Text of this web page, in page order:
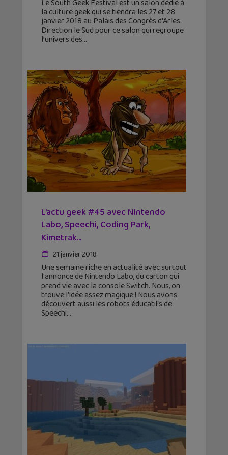
Le South Geek Festival est un salon dédié à
la culture geek qui se tiendra les 27 et 28
janvier 2018 au Palais des Congrès d'Arles.
Direction le Sud pour ce salon qui regroupe
l’univers des
L’actu geek #45 avec Nintendo
Labo, Speechi, Coding Park,
Kimetrak…
21 janvier 2018
Une semaine riche en actualité avec surtout
l'annonce de Nintendo Labo, du carton qui
prend vie avec la console Switch. Nous, on
trouve l'idée assez magique ! Nous avons
découvert aussi les robots éducatifs de
Speechi